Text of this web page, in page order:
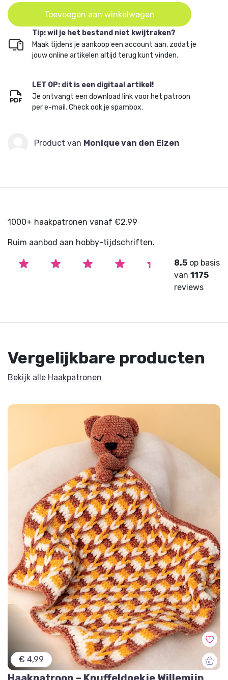
Toevoegen aan winkelwagen
Tip: wil je het bestand niet kwijtraken?
Maak tijdens je aankoop een account aan, zodat je
jouw online artikelen altijd terug kunt vinden.
LET OP: dit is een digitaal artikel!
Je ontvangt een download link voor het patroon
per e-mail. Check ook je spambox.
Product van Monique van den Elzen
1000+ haakpatronen vanaf €2,99
Ruim aanbod aan hobby-tijdschriften.
8.5 op basis
van1175
reviews
Vergelijkbare producten
Bekijk alle Haakpatronen
€ 4,99